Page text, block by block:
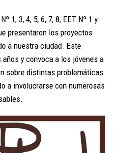
1, 3, 4, 5, 6, 7, 8, EET Nº 1 y
presentaron los proyectos
a nuestra ciudad. Este
y convoca a los jóvenes a
sobre distintas problemáticas
a involucrarse con numerosas